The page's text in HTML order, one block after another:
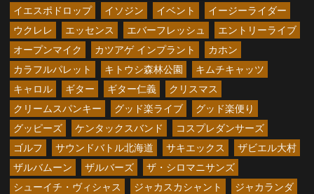
イエスポドロップ
イソジン イベント
イージーライダー
ウクレレ
エッセンス エバーフレッシュ
エントリーライブ
オープンマイク
カツアゲ インプラント
カホン
カラフルパレット
キトウシ森林公園
キムチキャッツ
キャロル
ギター ギター仁義
クリスマス
クリームスパンキー
グッド楽ライブ
グッド楽便り
グッピーズ
ケンタックスバンド
コスプレダンサーズ
ゴルフ
サウンドバトル北海道 サキエックス
ザビエル大村
ザルバムーン
ザルバーズ
ザ・シロマニサンズ
シューイチ・ヴィシャス
ジャカスカシャント
ジャカランダ